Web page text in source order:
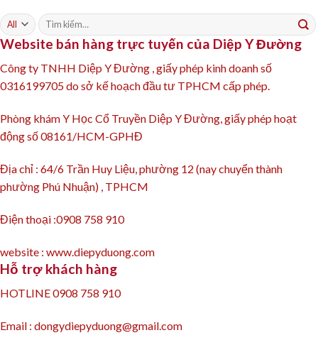
Tìm
kiếm:
Website bán hàng trực tuyến của Diệp Y Đường
Công ty TNHH Diệp Y Đường , giấy phép kinh doanh số
0316199705 do sở kế hoạch đầu tư TPHCM cấp phép.
Phòng khám Y Học Cổ Truyền Diệp Y Đường, giấy phép hoạt
động số 08161/HCM-GPHĐ
Địa chỉ : 64/6 Trần Huy Liệu, phường 12 (nay chuyển thành
phường Phú Nhuận) , TPHCM
Điện thoại :0908 758 910
website : www.diepyduong.com
Hỗ trợ khách hàng
HOTLINE 0908 758 910
Email : dongydiepyduong@gmail.com